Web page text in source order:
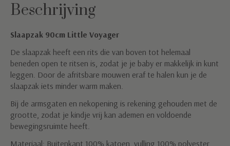
Beschrijving
Slaapzak 90cm Little Voyager
De slaapzak heeft een rits die van boven tot helemaal
beneden open te ritsen is, zodat je je baby er makkelijk in kunt
leggen. Door de afritsbare mouwen eraf te halen kun je de
slaapzak iets minder warm maken.
Bij de armsgaten en nekopening is rekening gehouden met de
grootte, zodat je kindje vrij kan ademen en voldoende
bewegingsruimte heeft.
Materiaal: Buitenkant 100% katoen, vulling 100% polyester